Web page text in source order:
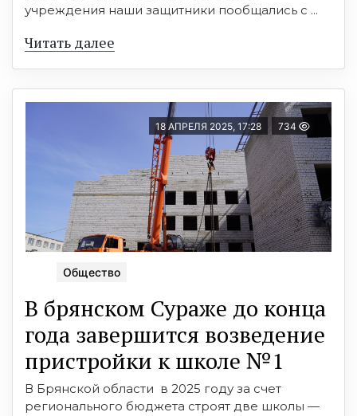
учреждения наши защитники пообщались с ...
Читать далее
18 АПРЕЛЯ 2025, 17:28 734
Общество
В брянском Сураже до конца
года завершится возведение
пристройки к школе №1
В Брянской области в 2025 году за счет
регионального бюджета строят две школы —